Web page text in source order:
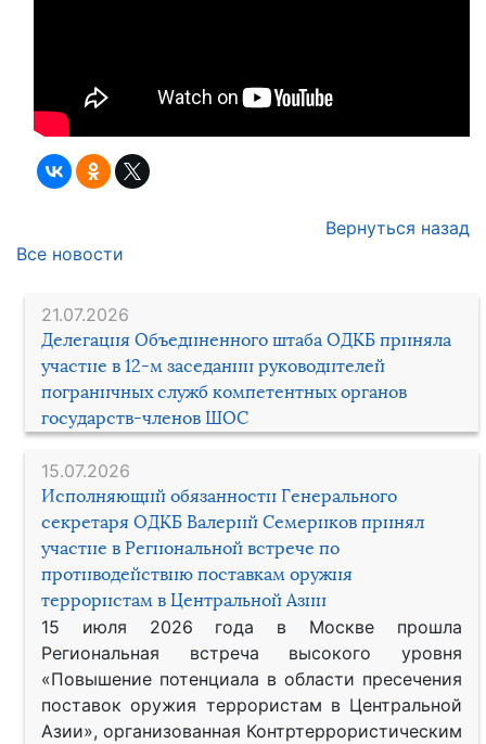
21.07.2026
Делегация Объединенного штаба ОДКБ приняла
участие в 12-м заседании руководителей
пограничных служб компетентных органов
государств-членов ШОС
15.07.2026
Исполняющий обязанности Генерального
секретаря ОДКБ Валерий Семериков принял
участие в Региональной встрече по
противодействию поставкам оружия
террористам в Центральной Азии
15 июля 2026 года в Москве прошла
Региональная встреча высокого уровня
«Повышение потенциала в области пресечения
поставок оружия террористам в Центральной
Азии», организованная Контртеррористическим
Вернуться назад
Все новости